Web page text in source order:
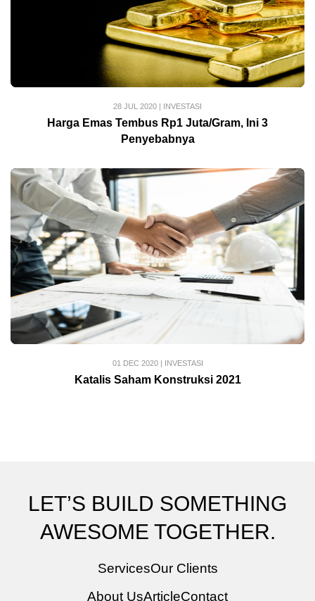
28 JUL 2020 | INVESTASI
Harga Emas Tembus Rp1 Juta/Gram, Ini 3
Penyebabnya
01 DEC 2020| INVESTASI
Katalis Saham Konstruksi 2021
LET’S BUILD SOMETHING
AWESOME TOGETHER.
ServicesOur Clients
About UsArticleContact